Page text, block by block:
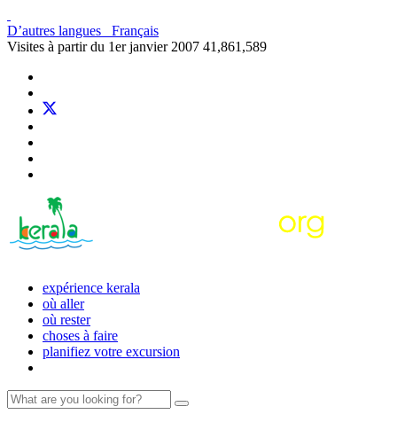
D’autres langues
Français
Visites à partir du 1er janvier 2007 41,861,589
expérience kerala
où aller
où rester
choses à faire
planifiez votre excursion